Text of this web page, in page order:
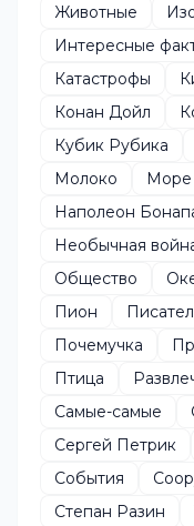
Животные
Интересные
Катастрофы
Конан Дойл
Кубик Рубика
Молоко
Море
Наполеон
Необычная
Общество
Пион
Почемучка
Птица
Самые-самые
Сергей Петрик
События
Степан Разин